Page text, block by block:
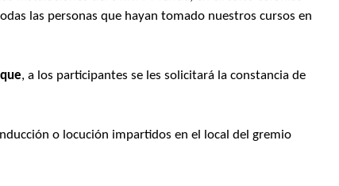
las personas que hayan tomado nuestros cursos en
, a los participantes se les solicitará la constancia de
o locución impartidos en el local del gremio